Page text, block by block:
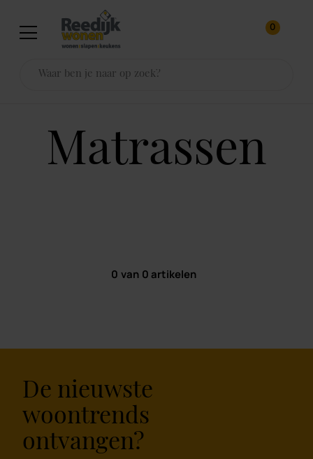
0
matrassen
0 van 0 artikelen
De nieuwste
woontrends
ontvangen?